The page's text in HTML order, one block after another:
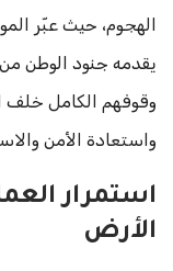
الهجوم، حيث عبّر
يقدمه جنود الوطن
وقوفهم الكامل خلف
واستعادة الأمن
استمرار
الأرض